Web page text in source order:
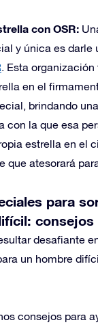
con OSR:
y única es darle
. Esta
en el
brindando
con la que esa
estrella en el
que atesorará
para
consejos
desafiante
un hombre
consejos para